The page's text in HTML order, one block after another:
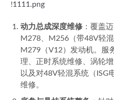
   !
1111.png
动力总成深度维修 ：覆盖
M278、M256（带48V轻
M279（V12）发动机。服
理、正时系统维修、涡轮
以及对48V轻混系统（ISG
维修。